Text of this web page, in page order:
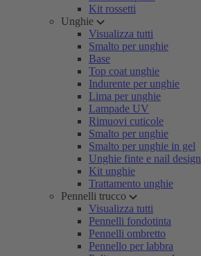
Kit rossetti
Unghie
Visualizza tutti
Smalto per unghie
Base
Top coat unghie
Indurente per unghie
Lima per unghie
Lampade UV
Rimuovi cuticole
Smalto per unghie
Smalto per unghie in gel
Unghie finte e nail design
Kit unghie
Trattamento unghie
Pennelli trucco
Visualizza tutti
Pennelli fondotinta
Pennelli ombretto
Pennello per labbra